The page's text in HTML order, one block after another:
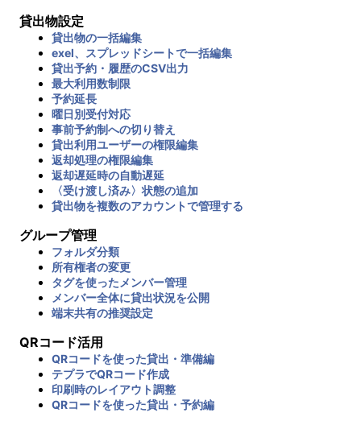
貸出物設定
貸出物の一括編集
exel、スプレッドシートで一括編集
貸出予約・履歴のCSV出力
最大利用数制限
予約延長
曜日別受付対応
事前予約制への切り替え
貸出利用ユーザーの権限編集
返却処理の権限編集
返却遅延時の自動遅延
〈受け渡し済み〉状態の追加
貸出物を複数のアカウントで管理する
グループ管理
フォルダ分類
所有権者の変更
タグを使ったメンバー管理
メンバー全体に貸出状況を公開
端末共有の推奨設定
QRコード活用
QRコードを使った貸出・準備編
テプラでQRコード作成
印刷時のレイアウト調整
QRコードを使った貸出・予約編